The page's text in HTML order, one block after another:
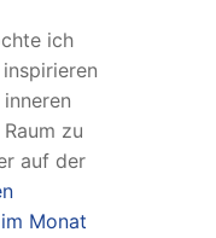
ich
zu
auf der
Monat